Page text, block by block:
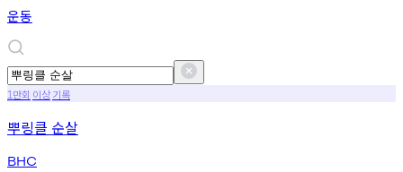
운동
1 만회 이상기록
뿌링클 순살
BHC